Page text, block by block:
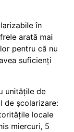
în
arată mai
pentru că nu
suficienți
unitățile de
de școlarizare:
locale
miercuri, 5